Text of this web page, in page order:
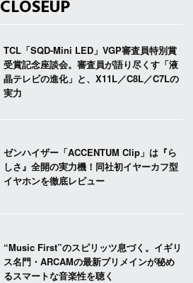
CLOSEUP
TCL「SQD-Mini LED」VGP審査員特別賞
受賞記念座談会。審査員が語り尽くす「液
晶テレビの進化」と、X11L／C8L／C7Lの
実力
ゼンハイザー「ACCENTUM Clip」は『ら
しさ』全開の実力機！同社初イヤーカフ型
イヤホンを徹底レビュー
“Music First”のスピリッツ息づく。イギリ
ス名門・ARCAMの最新プリメインが秘め
るスマートな音楽性を聴く